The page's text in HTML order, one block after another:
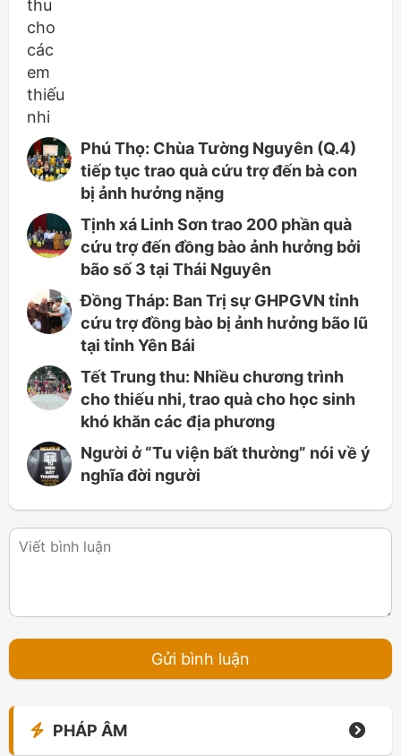
Phú Thọ: Chùa Tường Nguyên (Q.4)
tiếp tục trao quà cứu trợ đến bà con
bị ảnh hưởng nặng
Tịnh xá Linh Sơn trao 200 phần quà
cứu trợ đến đồng bào ảnh hưởng bởi
bão số 3 tại Thái Nguyên
Đồng Tháp: Ban Trị sự GHPGVN tỉnh
cứu trợ đồng bào bị ảnh hưởng bão lũ
tại tỉnh Yên Bái
Tết Trung thu: Nhiều chương trình
cho thiếu nhi, trao quà cho học sinh
khó khăn các địa phương
Người ở “Tu viện bất thường” nói về ý
nghĩa đời người
PHÁP ÂM